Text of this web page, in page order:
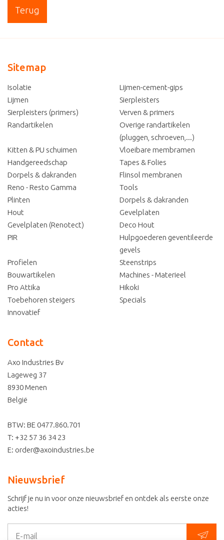
Terug
Sitemap
Isolatie
Lijmen-cement-gips
Lijmen
Sierpleisters
Sierpleisters (primers)
Verven & primers
Randartikelen
Overige randartikelen
(pluggen, schroeven,...)
Kitten & PU schuimen
Vloeibare membramen
Handgereedschap
Tapes & Folies
Dorpels & dakranden
Flinsol membranen
Reno - Resto Gamma
Tools
Plinten
Dorpels & dakranden
Hout
Gevelplaten
Gevelplaten (Renotect)
Deco Hout
PIR
Hulpgoederen geventileerde
gevels
Profielen
Steenstrips
Bouwartikelen
Machines - Materieel
Pro Attika
Hikoki
Toebehoren steigers
Specials
Innovatief
Contact
Axo Industries Bv
Lageweg 37
8930 Menen
België
BTW: BE 0477.860.701
T: +32 57 36 34 23
E: order@axoindustries.be
Nieuwsbrief
Schrijf je nu in voor onze nieuwsbrief en ontdek als eerste onze
acties!